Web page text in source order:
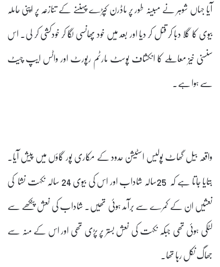
آیا جہاں شوہر نے مبینہ طور پر ماڈرن کپڑے پہننے کے تنازعہ پر اپنی حاملہ
بیوی کا گلا دبا کر قتل کر دیا اور بعد میں خود پھانسی لگا کر خودکشی کر لی۔ اس
سنسنی خیز معاملے کا انکشاف پوسٹ مارٹم رپورٹ اور واٹس ایپ چیٹ
سے ہوا ہے۔
واقعہ بیل گھاٹ پولیس اسٹیشن حدود کے مکاری پور گاؤں میں پیش آیا۔
بتایا جاتا ہے کہ 25سالہ شاداب اور اس کی بیوی 24 سالہ نکہت نشا کی
نعشیں ان کے کمرے سے برآمد ہوئی تھیں۔ شاداب کی نعش پنکھے سے
لٹکی ہوئی تھی جبکہ نکہت کی نعش بستر پر پڑی تھی اور اس کے منہ سے
جھاگ نکل رہا تھا۔